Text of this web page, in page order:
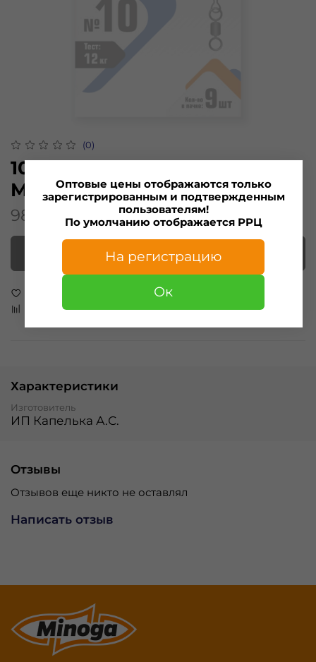
(0)
1012 Застежка с вертлюгом
MINOGA №10 тест 12кг (9шт)
98.00 ₽
Нет в наличии
Добавить в сравнение
Характеристики
Изготовитель
ИП Капелька А.С.
Отзывы
Отзывов еще никто не оставлял
Написать отзыв
Оптовые цены отображаются только
зарегистрированным и подтвержденным
пользователям!
По умолчанию отображается РРЦ
На регистрацию
Ок